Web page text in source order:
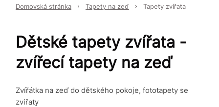
Domovská stránka Tapety na zeď Tapety zvířata
Dětské tapety zvířata -
zvířecí tapety na zeď
Zvířátka na zeď do dětského pokoje, fototapety se
zvířaty